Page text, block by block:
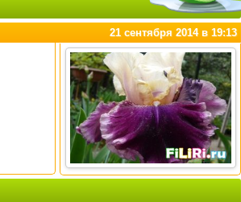
21 сентября 2014 в 19:13